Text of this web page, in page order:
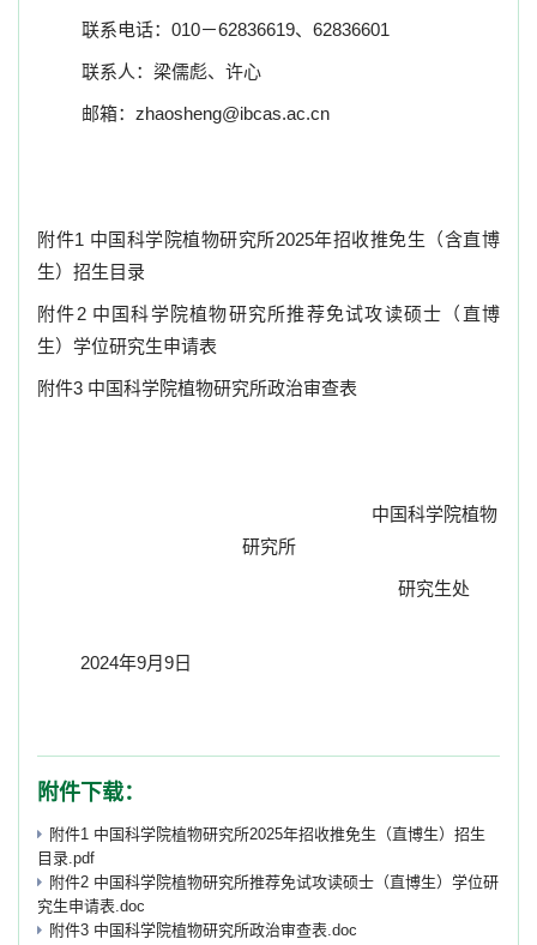
联系电话： 010－62836619、 62836601
联系人：梁儒彪、许心
邮箱： zhaosheng@ibcas.ac.cn
附件1 中国科学院植物研究所2025年招收推免生（含直博
生）招生目录
附件2 中国科学院植物研究所推荐免试攻读硕士（直博
生）学位研究生申请表
附件3 中国科学院植物研究所政治审查表
中国科学院植物
研究所
研究生处
2024年9月9日
附件下载：
附件1 中国科学院植物研究所2025年招收推免生（直博生）招生
目录.pdf
附件2 中国科学院植物研究所推荐免试攻读硕士（直博生）学位研
究生申请表.doc
附件3 中国科学院植物研究所政治审查表.doc